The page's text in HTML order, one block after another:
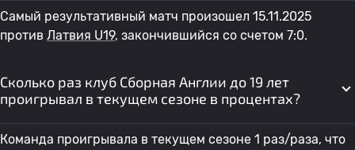
Самый результативный матч произошел 15.11.2025
против Латвия U19, закончившийся со счетом 7:0.
Сколько раз клуб Сборная Англии до 19 лет
проигрывал в текущем сезоне в процентах?
Команда проигрывала в текущем сезоне 1 раз/раза, что